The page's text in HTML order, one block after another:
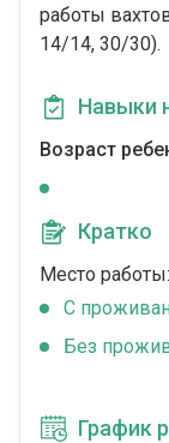
работы
14/14, 30/30).
Навыки
Возраст
Кратко
Место работы:
C
Без
График